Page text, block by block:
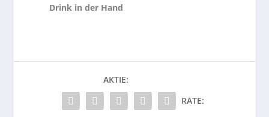
Drink in der Hand
AKTIE:
RATE: